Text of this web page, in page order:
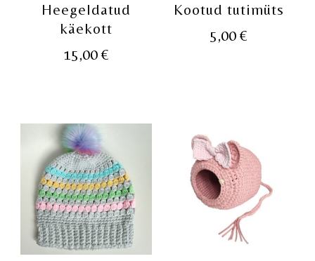
Heegeldatud
käekott
15,00€
Kootud tutimüts
5,00€